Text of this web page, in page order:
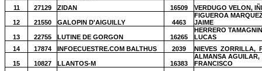
11
27129 ZIDAN 16509 VERDUGO VELON,
12 21550 GALOPIN D'AIGUILLY 4463
FIGUEROA
JAIME
13 22755 LUTINE DE GORGON 16265
HERRERO
LUCAS
14
17874 INFOECUESTRE.COM BALTHUS 2039 NIEVES ZORRILLA,
15 10827 LLANTOS-M 16383
ALMANSA AGUILAR,
FRANCISCO